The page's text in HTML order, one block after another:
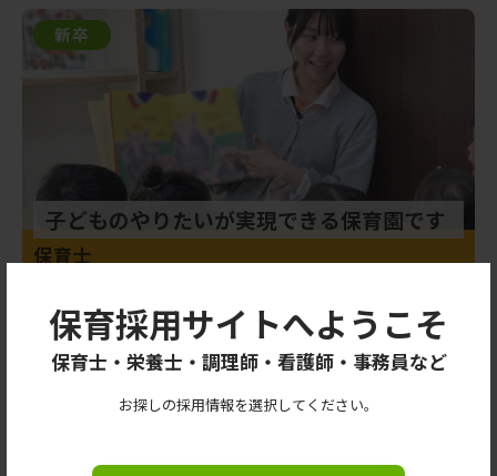
保育採用サイトへようこそ
保育士・栄養士・調理師・看護師・事務員など
お探しの採用情報を選択してください。
新卒
子どものやりたいが実現できる保育園です
保育士
2023年度入社